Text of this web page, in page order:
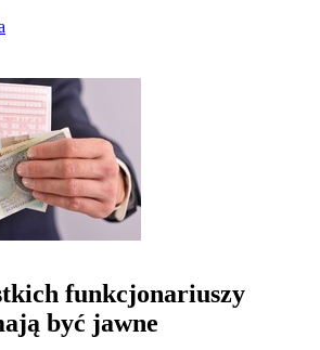
funkcjonariuszy
być jawne